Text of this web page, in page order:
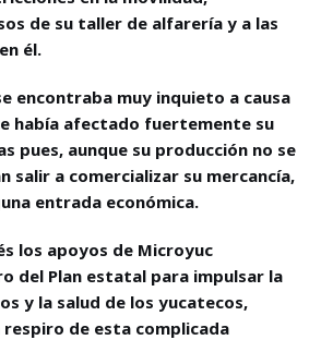
de su taller de alfarería y a las
él.
encontraba muy inquieto a causa
había afectado fuertemente su
pues, aunque su producción no se
salir a comercializar su mercancía,
entrada económica.
los apoyos de Microyuc
del Plan estatal para impulsar la
y la salud de los yucatecos,
de esta complicada